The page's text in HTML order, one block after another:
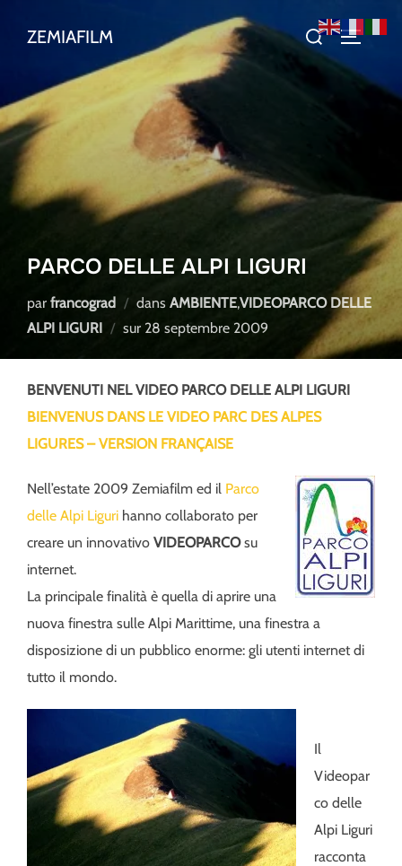
ZEMIAFILM Rechercher :
PARCO DELLE ALPI LIGURI
par francograd dans AMBIENTE,VIDEOPARCO DELLE
ALPI LIGURI
sur Publié
28 septembre 2009
BENVENUTI NEL VIDEO PARCO DELLE ALPI LIGURI
BIENVENUS DANS LE VIDEO PARC DES ALPES
LIGURES – VERSION FRANÇAISE
Nell’estate 2009 Zemiafilm ed il Parco
delle Alpi Liguri hanno collaborato per
creare un innovativo VIDEOPARCOsu
internet.
La principale finalità è quella di aprire una
nuova finestra sulle Alpi Marittime, una finestra a
disposizione di un pubblico enorme: gli utenti internet di
tutto il mondo.
Il
Videopar
co delle
Alpi Liguri
racconta